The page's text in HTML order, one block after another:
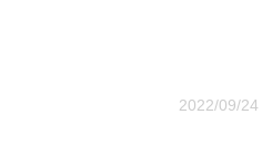
2022/09/24